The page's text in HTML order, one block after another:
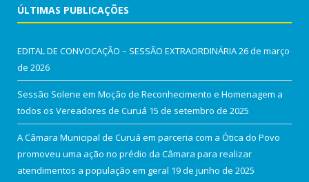
ÚLTIMAS PUBLICAÇÕES
EDITAL DE CONVOCAÇÃO – SESSÃO EXTRAORDINÁRIA26 de março
de 2026
Sessão Solene em Moção de Reconhecimento e Homenagem a
todos os Vereadores de Curuá 15 de setembro de 2025
A Câmara Municipal de Curuá em parceria com a Ótica do Povo
promoveu uma ação no prédio da Câmara para realizar
atendimentos a população em geral 19 de junho de 2025